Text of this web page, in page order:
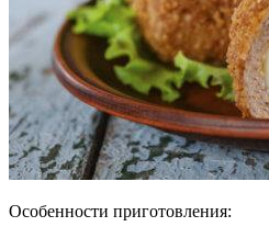
Особенности приготовления: